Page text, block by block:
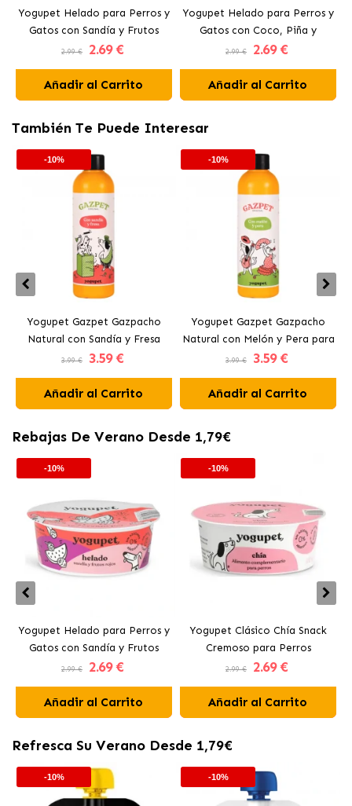
Yogupet Helado para Perros y
Gatos con Sandía y Frutos
Rojos
2.99 € 2.69 €
Añadir al Carrito
Yogupet Helado para Perros y
Gatos con Coco, Piña y
Plátano
2.99 € 2.69 €
Añadir al Carrito
También Te Puede Interesar
-10%
Yogupet Gazpet Gazpacho
Natural con Sandía y Fresa
para Perros y Gatos
3.99 € 3.59 €
Añadir al Carrito
-10%
Yogupet Gazpet Gazpacho
Natural con Melón y Pera para
Perros y Gatos
3.99 € 3.59 €
Añadir al Carrito
Rebajas De Verano Desde 1,79€
-10%
Yogupet Helado para Perros y
Gatos con Sandía y Frutos
Rojos
2.99 € 2.69 €
Añadir al Carrito
-10%
Yogupet Clásico Chía Snack
Cremoso para Perros
2.99 € 2.69 €
Añadir al Carrito
Refresca Su Verano Desde 1,79€
-10% -10%